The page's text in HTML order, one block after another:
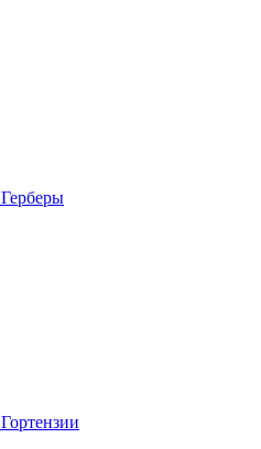
Герберы
Гортензии